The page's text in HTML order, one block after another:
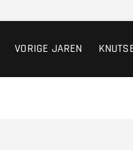
VORIGE JAREN